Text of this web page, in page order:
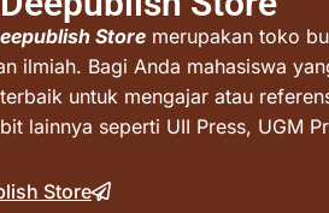
Store merupakan toko
ilmiah. Bagi Anda mahasiswa
untuk mengajar atau
lainnya seperti UII Press, UGM
Store